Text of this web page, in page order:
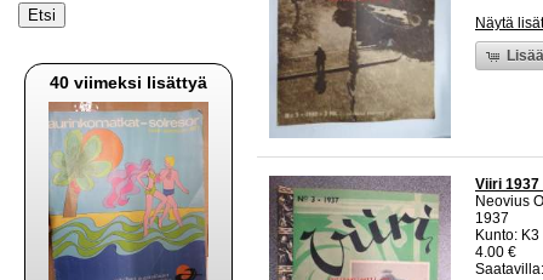
40 viimeksi lisättyä
Näytä
Viiri
Neovius
1937
Kunto:
4.00 €